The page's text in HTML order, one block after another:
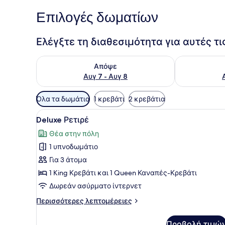
Επιλογές δωματίων
Ελέγξτε τη διαθεσιμότητα για αυτές
Απόψε
Αυγ 7 - Αυγ 8
Έλεγχος διαθεσιμότητας για απόψε Αυγ 7 - Αυγ 8
Έλεγχος
Διαθέσιμα
φίλτρα
για
τα
δωμάτια
Όλα τα δωμάτια 1 κρεβάτι 2 κρεβάτια
Προβολή
όλων
των
φωτογραφιών
για
Deluxe
Ρετιρέ
Ένα μοντέρνο
18
Deluxe Ρετιρέ
Θέα στην πόλη
1 υπνοδωμάτιο
Για 3 άτομα
1 King Κρεβάτι και 1 Queen Καναπές-Κρεβάτι
Δωρεάν ασύρματο ίντερνετ
Περισσότερες λεπτομέρειες
Περισσότερες